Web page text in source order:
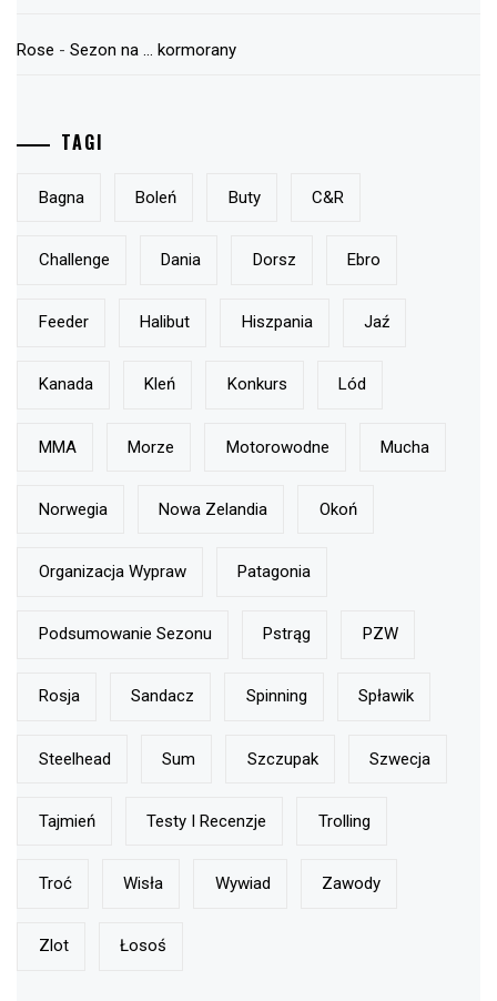
Rose - Sezon na … kormorany
TAGI
Bagna Boleń Buty C&r
Challenge Dania Dorsz Ebro
Feeder Halibut Hiszpania Jaź
Kanada Kleń Konkurs Lód
MMA Morze Motorowodne Mucha
Norwegia Nowa Zelandia Okoń
Organizacja Wypraw Patagonia
Podsumowanie Sezonu Pstrąg PZW
Rosja Sandacz Spinning Spławik
Steelhead Sum Szczupak Szwecja
Tajmień Testy I Recenzje Trolling
Troć Wisła Wywiad Zawody
Zlot Łosoś